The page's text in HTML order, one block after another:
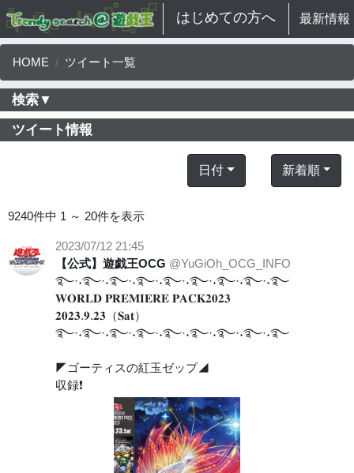
はじめての方へ 最新情報
HOME ツイート一覧
検索▼
ツイート情報
日付 新着順
9240件中 1 ～ 20件を表示
2023/07/12 21:45
【公式】遊戯王OCG @YuGiOh_OCG_INFO
࿐·˖࿐·˖࿐·˖࿐·˖࿐·˖࿐·˖࿐·˖࿐·˖࿐
𝐖𝐎𝐑𝐋𝐃 𝐏𝐑𝐄𝐌𝐈𝐄𝐑𝐄 𝐏𝐀𝐂𝐊𝟐𝟎𝟐𝟑
𝟐𝟎𝟐𝟑.𝟗.𝟐𝟑（𝐒𝐚𝐭）
࿐·˖࿐·˖࿐·˖࿐·˖࿐·˖࿐·˖࿐·˖࿐·˖࿐
◤ゴーティスの紅玉ゼップ◢
収録❗️